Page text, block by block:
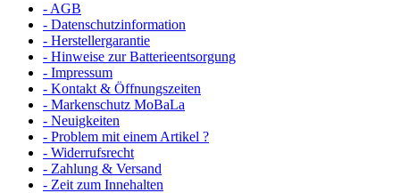
- AGB
- Datenschutzinformation
- Herstellergarantie
- Hinweise zur Batterieentsorgung
- Impressum
- Kontakt & Öffnungszeiten
- Markenschutz MoBaLa
- Neuigkeiten
- Problem mit einem Artikel ?
- Widerrufsrecht
- Zahlung & Versand
- Zeit zum Innehalten